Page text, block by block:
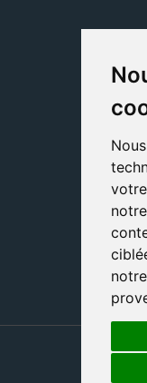
Ozone,